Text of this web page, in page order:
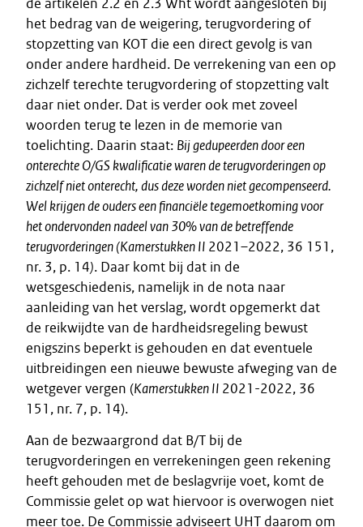
de artikelen 2.2 en 2.3 Wht wordt aangesloten bij
het bedrag van de weigering, terugvordering of
stopzetting van KOT die een direct gevolg is van
onder andere hardheid. De verrekening van een op
zichzelf terechte terugvordering of stopzetting valt
daar niet onder. Dat is verder ook met zoveel
woorden terug te lezen in de memorie van
toelichting. Daarin staat: Bij gedupeerden door een
onterechte O/GS kwalificatie waren de terugvorderingen op
zichzelf niet onterecht, dus deze worden niet gecompenseerd.
Wel krijgen de ouders een financiële tegemoetkoming voor
het ondervonden nadeel van 30% van de betreffende
terugvorderingen (Kamerstukken II 2021–2022, 36 151,
nr. 3, p. 14). Daar komt bij dat in de
wetsgeschiedenis, namelijk in de nota naar
aanleiding van het verslag, wordt opgemerkt dat
de reikwijdte van de hardheidsregeling bewust
enigszins beperkt is gehouden en dat eventuele
uitbreidingen een nieuwe bewuste afweging van de
wetgever vergen (Kamerstukken II 2021-2022, 36
151, nr. 7, p. 14).
Aan de bezwaargrond dat B/T bij de
terugvorderingen en verrekeningen geen rekening
heeft gehouden met de beslagvrije voet, komt de
Commissie gelet op wat hiervoor is overwogen niet
meer toe. De Commissie adviseert UHT daarom om